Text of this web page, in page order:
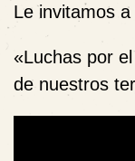
Le invitamos
«Luchas por
de nuestros